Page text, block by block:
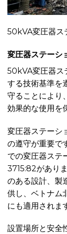
50kVA変圧器ス
変圧器ステーシ
50kVA変圧器ス
する技術基準を
守ることにより
効果的な使用を
変圧器ステーシ
の遵守が重要で
での変圧器ステ
3715:82があり
のある設計、製
供し、ベトナム
にも適用されま
設置場所と安全